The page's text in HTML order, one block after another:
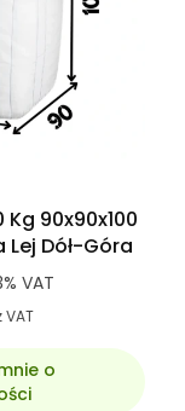
90x90x100
Lej Dół-Góra
VAT
VAT
o